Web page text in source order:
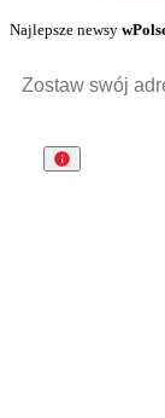
Najlepsze newsy